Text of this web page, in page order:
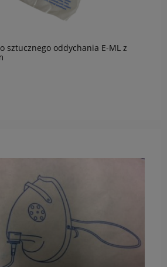
sztucznego oddychania E-ML z